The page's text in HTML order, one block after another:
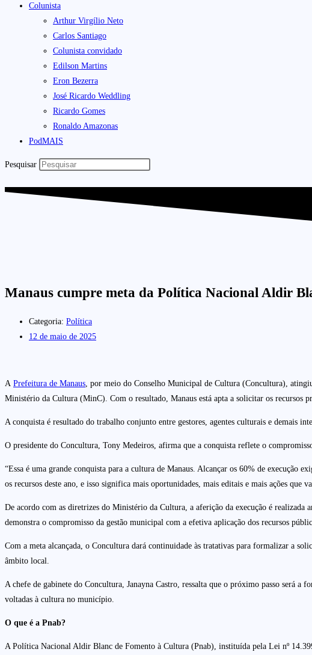
Colunista
Arthur Virgílio Neto
Carlos Santiago
Colunista convidado
Edilson Martins
Eron Bezerra
José Ricardo Weddling
Ricardo Gomes
Ronaldo Amazonas
PodMAIS
Pesquisar
Manaus cumpre meta da Política Nacional Aldir
Categoria: Política
12 de maio de 2025
A Prefeitura de Manaus , por meio do Conselho Municipal de Cultura (Concultura),
Ministério da Cultura (MinC). Com o resultado, Manaus está apta a solicitar os recursos
A conquista é resultado do trabalho conjunto entre gestores, agentes culturais e demais
O presidente do Concultura, Tony Medeiros, afirma que a conquista reflete o
“Essa é uma grande conquista para a cultura de Manaus. Alcançar os 60% de execução
os recursos deste ano, e isso significa mais oportunidades, mais editais e mais ações
De acordo com as diretrizes do Ministério da Cultura, a aferição da execução é realizada
demonstra o compromisso da gestão municipal com a efetiva aplicação dos recursos
Com a meta alcançada, o Concultura dará continuidade às tratativas para formalizar a
âmbito local.
A chefe de gabinete do Concultura, Janayna Castro, ressalta que o próximo passo será
voltadas à cultura no município.
O que é a Pnab?
A Política Nacional Aldir Blanc de Fomento à Cultura (Pnab), instituída pela Lei nº